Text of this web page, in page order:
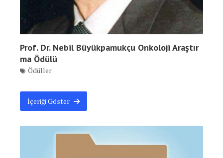
Prof. Dr. Nebil Büyükpamukçu Onkoloji Araştır
ma Ödülü
Ödüller
İçeriği Göster